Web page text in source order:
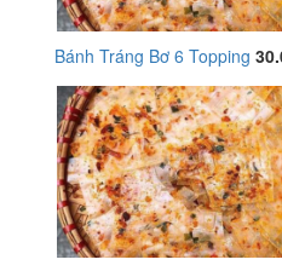
Bánh Tráng Bơ 6 Topping